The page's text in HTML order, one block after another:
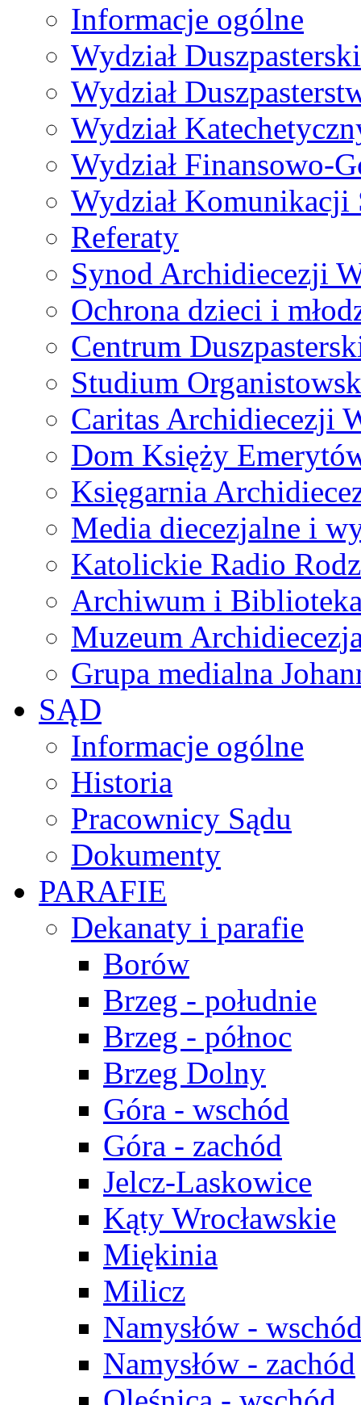
Informacje ogólne
Wydział Duszpasterski
Wydział
Wydział
Wydział Finansowo-
Wydział Komunikacji
Referaty
Synod Archidiecezji
Ochrona dzieci i
Centrum
Studium
Caritas Archidiecezji
Dom Księży
Księgarnia
Media diecezjalne i
Katolickie Radio
Archiwum i
Muzeum
Grupa medialna
SĄD
Informacje ogólne
Historia
Pracownicy Sądu
Dokumenty
PARAFIE
Dekanaty i parafie
Borów
Brzeg - południe
Brzeg - północ
Brzeg Dolny
Góra - wschód
Góra - zachód
Jelcz-Laskowice
Kąty Wrocławskie
Miękinia
Milicz
Namysłów -
Namysłów - zachód